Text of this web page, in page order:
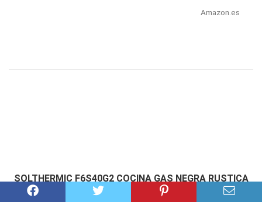
Amazon.es
SOLTHERMIC F6S40G2 COCINA GAS NEGRA RUSTICA
CON MANDOS DORADOS / ANCHO 60 CMS / 4 FUEGOS